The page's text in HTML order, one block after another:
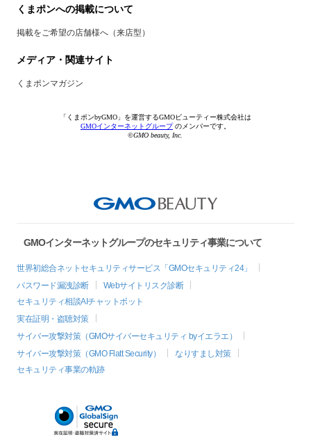
くまポンへの掲載について
掲載をご希望の店舗様へ（来店型）
メディア・関連サイト
くまポンマガジン
「くまポンbyGMO」を運営するGMOビューティー株式会社は
GMOインターネットグループのメンバーです。
©GMO beauty, Inc.
GMOインターネットグループのセキュリティ事業について
世界初総合ネットセキュリティサービス「GMOセキュリティ24」
パスワード漏洩診断
Webサイトリスク診断
セキュリティ相談AIチャットボット
実在証明・盗聴対策
サイバー攻撃対策（GMOサイバーセキュリティ byイエラエ）
サイバー攻撃対策（GMO Flatt Security）
なりすまし対策
セキュリティ事業の軌跡